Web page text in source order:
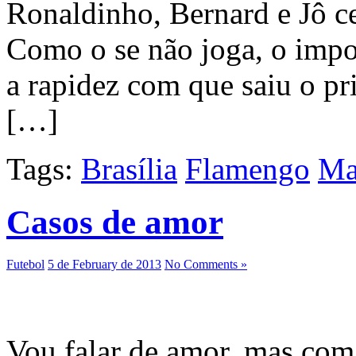
Ronaldinho, Bernard e Jô
Como o se não joga, o
a rapidez com que saiu o
[…]
Tags: Brasília Flamengo
Casos de amor
Futebol 5 de February de 2013 No Comments »